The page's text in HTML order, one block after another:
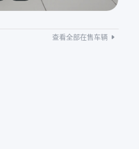
查看全部在售车辆